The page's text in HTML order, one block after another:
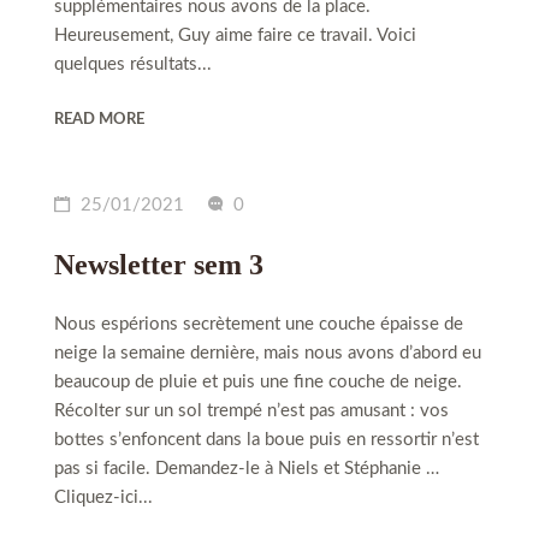
supplémentaires nous avons de la place.
Heureusement, Guy aime faire ce travail. Voici
quelques résultats...
READ MORE
25/01/2021 0
Newsletter sem 3
Nous espérions secrètement une couche épaisse de
neige la semaine dernière, mais nous avons d’abord eu
beaucoup de pluie et puis une fine couche de neige.
Récolter sur un sol trempé n’est pas amusant : vos
bottes s’enfoncent dans la boue puis en ressortir n’est
pas si facile. Demandez-le à Niels et Stéphanie …
Cliquez-ici...